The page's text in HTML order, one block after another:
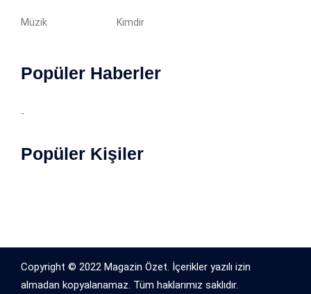
Müzik Kimdir
Popüler Haberler
-
Popüler Kişiler
Copyright © 2022 Magazin Özet. İçerikler yazılı izin
almadan kopyalanamaz. Tüm haklarımız saklıdır.